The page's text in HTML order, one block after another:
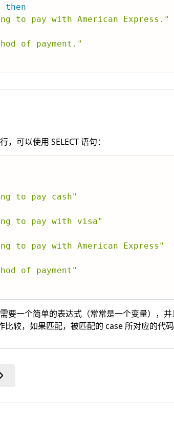
then
to pay with American Express."
of payment."
可以使用 SELECT 语句：
to pay cash"
to pay with visa"
to pay with American Express"
of payment"
要一个简单的表达式（常常是一个变量），
较，如果匹配，被匹配的 case 所对应的代码